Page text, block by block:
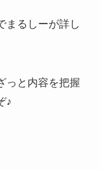
まるしーが詳し
っと内容を把握
♪